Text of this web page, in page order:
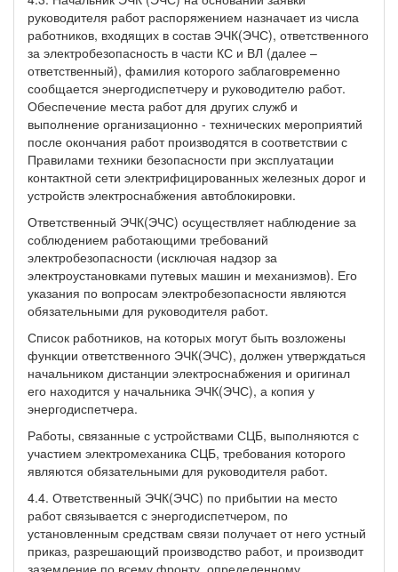
руководителя работ распоряжением назначает из числа
работников, входящих в состав ЭЧК(ЭЧС), ответственного
за электробезопасность в части КС и ВЛ (далее –
ответственный), фамилия которого заблаговременно
сообщается энергодиспетчеру и руководителю работ.
Обеспечение места работ для других служб и
выполнение организационно - технических мероприятий
после окончания работ производятся в соответствии с
Правилами техники безопасности при эксплуатации
контактной сети электрифицированных железных дорог и
устройств электроснабжения автоблокировки.
Ответственный ЭЧК(ЭЧС) осуществляет наблюдение за
соблюдением работающими требований
электробезопасности (исключая надзор за
электроустановками путевых машин и механизмов). Его
указания по вопросам электробезопасности являются
обязательными для руководителя работ.
Список работников, на которых могут быть возложены
функции ответственного ЭЧК(ЭЧС), должен утверждаться
начальником дистанции электроснабжения и оригинал
его находится у начальника ЭЧК(ЭЧС), а копия у
энергодиспетчера.
Работы, связанные с устройствами СЦБ, выполняются с
участием электромеханика СЦБ, требования которого
являются обязательными для руководителя работ.
4.4. Ответственный ЭЧК(ЭЧС) по прибытии на место
работ связывается с энергодиспетчером, по
установленным средствам связи получает от него устный
приказ, разрешающий производство работ, и производит
заземление по всему фронту, определенному